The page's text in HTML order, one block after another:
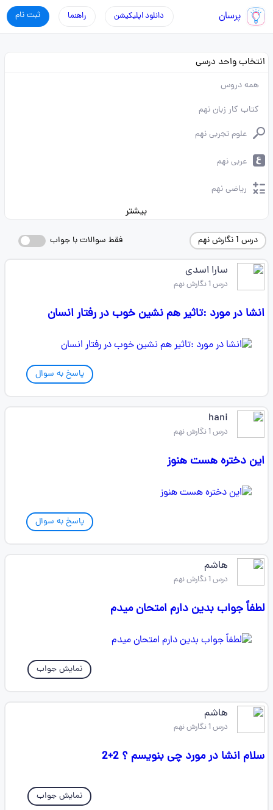
پرسان ثبت نام راهنما دانلود اپلیکیشن
انتخاب واحد درسی
همه دروس
کتاب کار زبان نهم
علوم تجربی نهم
عربی نهم
ریاضی نهم
بیشتر
درس 1 نگارش نهم فقط سوالات با جواب
سارا اسدی
درس 1 نگارش نهم
انشا در مورد :تاثیر هم نشین خوب در رفتار انسان
پاسخ به سوال
hani
درس 1 نگارش نهم
این دختره هست هنوز
پاسخ به سوال
هاشم
درس 1 نگارش نهم
لطفاً جواب بدین دارم امتحان میدم
نمایش جواب
هاشم
درس 1 نگارش نهم
سلام انشا در مورد چی بنویسم ؟ 2+2
نمایش جواب